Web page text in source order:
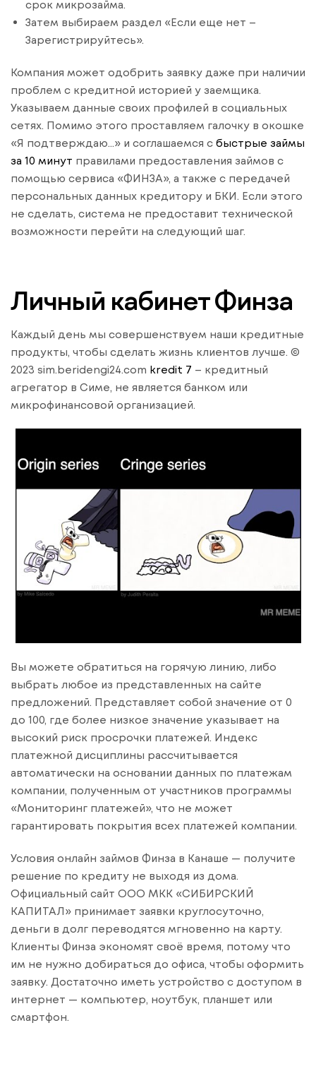
срок микрозайма.
Затем выбираем раздел «Если еще нет –
Зарегистрируйтесь».
Компания может одобрить заявку даже при наличии
проблем с кредитной историей у заемщика.
Указываем данные своих профилей в социальных
сетях. Помимо этого проставляем галочку в окошке
«Я подтверждаю…» и соглашаемся с быстрые займы
за 10 минут правилами предоставления займов с
помощью сервиса «ФИНЗА», а также с передачей
персональных данных кредитору и БКИ. Если этого
не сделать, система не предоставит технической
возможности перейти на следующий шаг.
Личный кабинет Финза
Каждый день мы совершенствуем наши кредитные
продукты, чтобы сделать жизнь клиентов лучше. ©
2023 sim.beridengi24.com kredit 7 – кредитный
агрегатор в Симе, не является банком или
микрофинансовой организацией.
Вы можете обратиться на горячую линию, либо
выбрать любое из представленных на сайте
предложений. Представляет собой значение от 0
до 100, где более низкое значение указывает на
высокий риск просрочки платежей. Индекс
платежной дисциплины рассчитывается
автоматически на основании данных по платежам
компании, полученным от участников программы
«Мониторинг платежей», что не может
гарантировать покрытия всех платежей компании.
Условия онлайн займов Финза в Канаше — получите
решение по кредиту не выходя из дома.
Официальный сайт ООО МКК «СИБИРСКИЙ
КАПИТАЛ» принимает заявки круглосуточно,
деньги в долг переводятся мгновенно на карту.
Клиенты Финза экономят своё время, потому что
им не нужно добираться до офиса, чтобы оформить
заявку. Достаточно иметь устройство с доступом в
интернет — компьютер, ноутбук, планшет или
смартфон.